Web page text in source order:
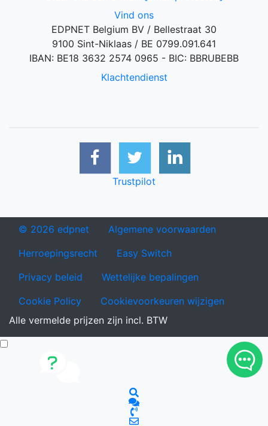
Vind ons
EDPNET Belgium BV / Bellestraat 30
9100 Sint-Niklaas / BE 0799.091.641
IBAN: BE18 3632 2574 0965 - BIC: BBRUBEBB
Klachtendienst
Trustpilot
© 2026 edpnet
Algemene voorwaarden
Herroepingsrecht
Easy Switch
Privacy beleid
Wettelijke bepalingen
Cookie Policy
Cookievoorkeuren wijzigen
Alle vermelde prijzen zijn incl. BTW